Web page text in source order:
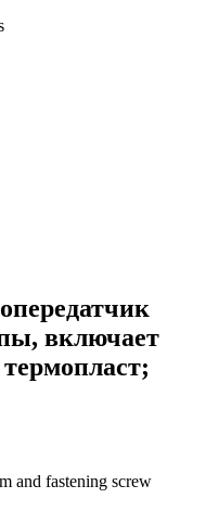
включает
and fastening screw